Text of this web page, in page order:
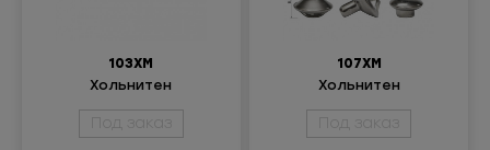
103ХМ
Хольнитен
металлический
Под заказ
107ХМ
Хольнитен
металлический
Под заказ